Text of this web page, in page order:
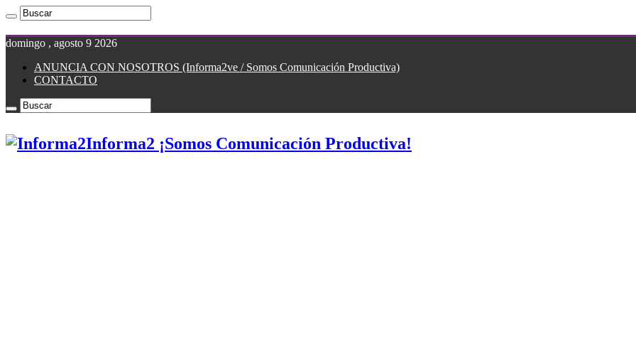
domingo , agosto 9 2026
ANUNCIA CON NOSOTROS (Informa2ve / Somos Comunicación Productiva)
CONTACTO
Informa2 ¡Somos Comunicación Productiva!